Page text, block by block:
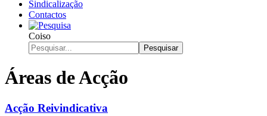
Sindicalização
Contactos
Coiso
Pesquisar
Áreas de Acção
Acção Reivindicativa